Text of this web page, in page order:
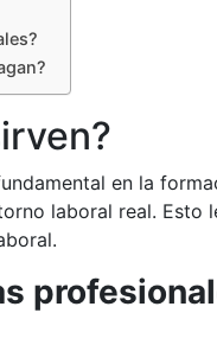
en la
laboral real.